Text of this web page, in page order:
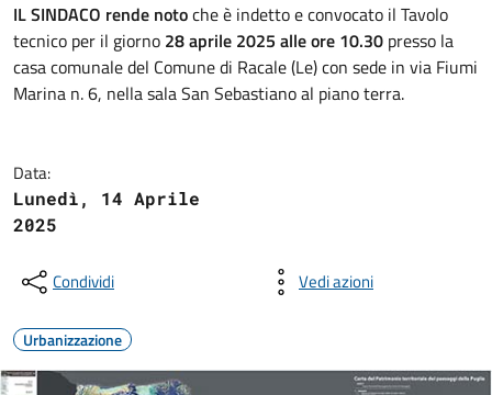
IL SINDACO rende notoche è indetto e convocato il Tavolo
tecnico per il giorno 28 aprile 2025 alle ore 10.30 presso la
casa comunale del Comune di Racale (Le) con sede in via Fiumi
Marina n. 6, nella sala San Sebastiano al piano terra.
Data:
Lunedì, 14 Aprile
2025
Condividi Vedi azioni
Urbanizzazione